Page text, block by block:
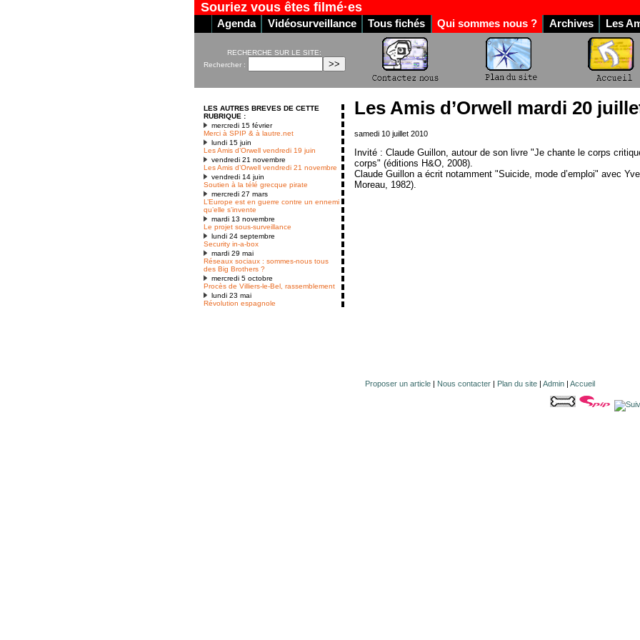
Souriez vous êtes filmé·es
Agenda Vidéosurveillance Tous fichés Qui sommes nous ? Archives Les
RECHERCHE SUR LE SITE:
Rechercher :
LES AUTRES BREVES DE CETTE
RUBRIQUE :
mercredi 15 février
Merci à SPIP & à lautre.net
lundi 15 juin
Les Amis d’Orwell vendredi 19 juin
vendredi 21 novembre
Les Amis d’Orwell vendredi 21 novembre
vendredi 14 juin
Soutien à la télé grecque pirate
mercredi 27 mars
L’Europe est en guerre contre un ennemi
qu’elle s’invente
mardi 13 novembre
Le projet sous-surveillance
lundi 24 septembre
Security in-a-box
mardi 29 mai
Réseaux sociaux : sommes-nous tous
des Big Brothers ?
mercredi 5 octobre
Procès de Villiers-le-Bel, rassemblement
lundi 23 mai
Révolution espagnole
Les Amis d’Orwell mardi 20
samedi 10 juillet 2010
Invité : Claude Guillon, autour de son livre "Je chante le corps
corps" (éditions H&O, 2008).
Claude Guillon a écrit notamment "Suicide, mode d’emploi" avec
Moreau, 1982).
Proposer un article | Nous contacter | Plan du site | Admin | Accueil